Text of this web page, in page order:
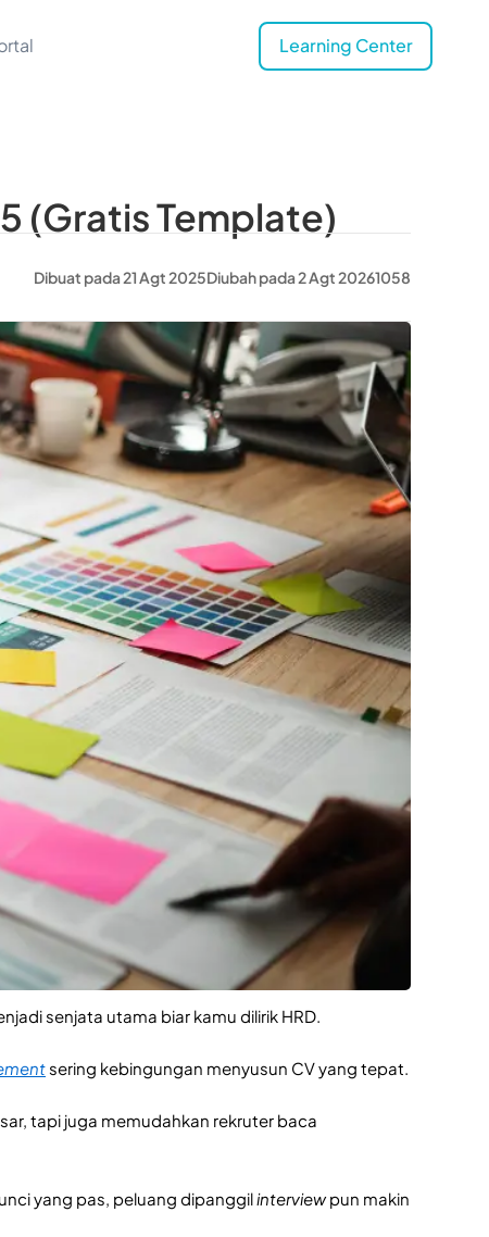
Learning Center
(Gratis Template)
Dibuat pada 21 Agt 2025Diubah pada 2 Agt 20261058
senjata utama biar kamu dilirik HRD.
sering kebingungan menyusun CV yang tepat.
tapi juga memudahkan rekruter baca
yang pas, peluang dipanggilinterviewpun makin